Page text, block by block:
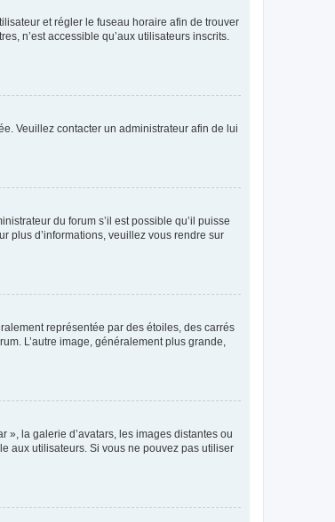
et régler le fuseau horaire afin de trouver
n’est accessible qu’aux utilisateurs inscrits.
Veuillez contacter un administrateur afin de lui
du forum s’il est possible qu’il puisse
plus d’informations, veuillez vous rendre sur
représentée par des étoiles, des carrés
L’autre image, généralement plus grande,
», la galerie d’avatars, les images distantes ou
aux utilisateurs. Si vous ne pouvez pas utiliser